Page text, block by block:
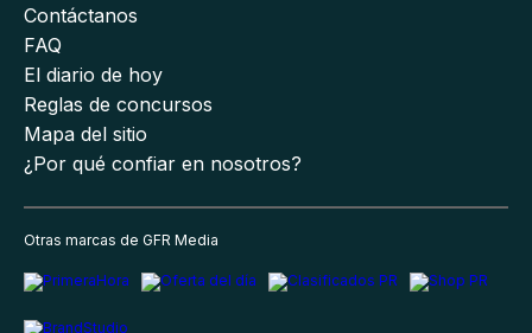
Contáctanos
FAQ
El diario de hoy
Reglas de concursos
Mapa del sitio
¿Por qué confiar en nosotros?
Otras marcas de GFR Media